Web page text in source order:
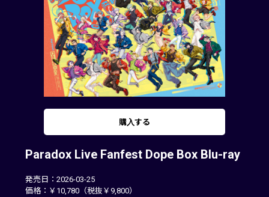
購入する
Paradox Live Fanfest Dope Box Blu-ray
発売日：2026-03-25
価格：￥10,780（税抜￥9,800）